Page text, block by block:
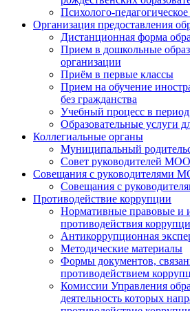
Психолого-
Организация предоставления
Дистанционная форма
Прием в дошкольные
организации
Приём в первые классы
Прием на обучение
без гражданства
Учебный процесс в
Образовательные услуги
Коллегиальные органы
Муниципальный
Совет руководителей МОО
Совещания с руководителями
Совещания с
Противодействие коррупции
Нормативные правовые и
противодействия
Антикоррупционная
Методические материалы
Формы документов,
противодействием
Комиссии Управления
деятельность которых